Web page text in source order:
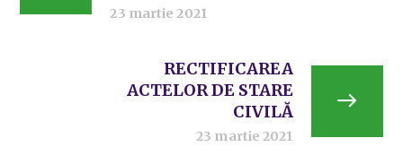
23 martie 2021
RECTIFICAREA
ACTELOR DE STARE
CIVILĂ
23 martie 2021